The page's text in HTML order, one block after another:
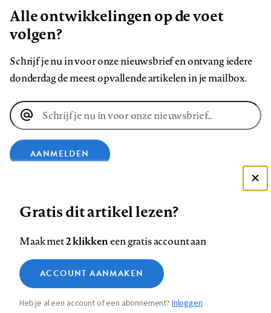
Alle ontwikkelingen op de voet
volgen?
Schrijf je nu in voor onze nieuwsbrief en ontvang iedere
donderdag de meest opvallende artikelen in je mailbox.
E-
mailadres
AANMELDEN
op
Facebook
op
LinkedIn
op
Bluesky
ons
op
InstagramYouTube
Footer
Contact Colofon Disclaimer Privacy
Medische vragen verdienen
betrouwbare antwoorden
Zie onze cookie policy
Analytische cookies
Marketing cookies
Gratis dit artikel lezen?
Maak met2 klikkeneen gratis account aan
ACCOUNT AANMAKEN
Heb je al een account of een abonnement?Inloggen